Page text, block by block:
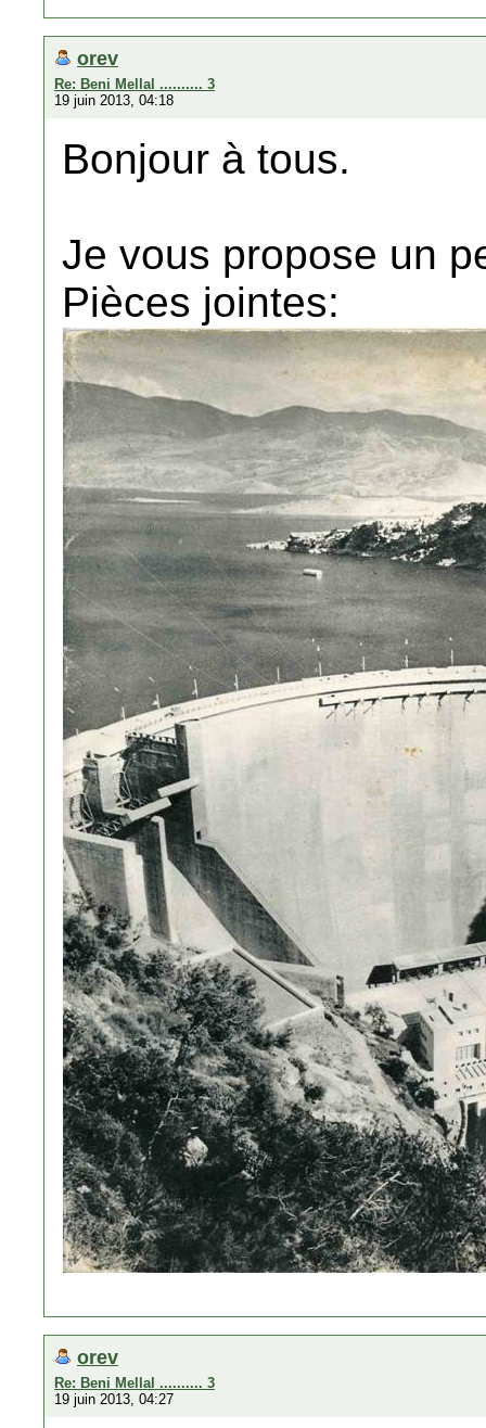
orev
Re: Beni Mellal .......... 3
19 juin 2013, 04:18
Bonjour à tous.
Je vous propose un
Pièces jointes:
orev
Re: Beni Mellal .......... 3
19 juin 2013, 04:27